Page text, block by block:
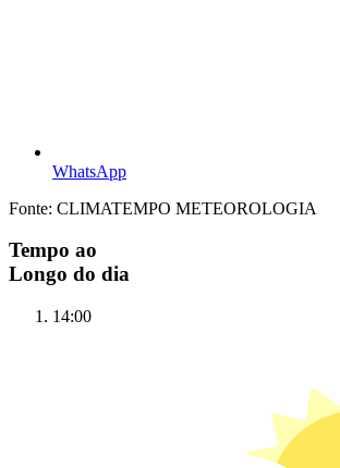
WhatsApp
Fonte: CLIMATEMPO METEOROLOGIA
Tempo ao
Longo do dia
14:00